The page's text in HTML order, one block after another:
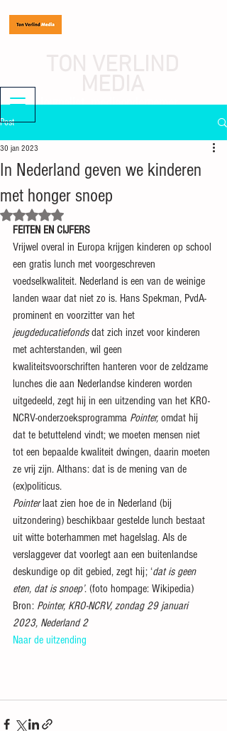
journalist, mediaondernemer
Post
In Nederland geven we kinderen
met honger snoep
30 jan 2023
Beoordeeld met NaN uit 5 sterren.
FEITEN EN CIJFERS
Vrijwel overal in Europa krijgen kinderen op school
een gratis lunch met voorgeschreven
voedselkwaliteit. Nederland is een van de weinige
landen waar dat niet zo is. Hans Spekman, PvdA-
prominent en voorzitter van het
jeugdeducatiefonds dat zich inzet voor kinderen
met achterstanden, wil geen
kwaliteitsvoorschriften hanteren voor de zeldzame
lunches die aan Nederlandse kinderen worden
uitgedeeld, zegt hij in een uitzending van het KRO-
NCRV-onderzoeksprogramma Pointer, omdat hij
dat te betuttelend vindt; we moeten mensen niet
tot een bepaalde kwaliteit dwingen, daarin moeten
ze vrij zijn. Althans: dat is de mening van de
(ex)politicus.
Pointer laat zien hoe de in Nederland (bij
uitzondering) beschikbaar gestelde lunch bestaat
uit witte boterhammen met hagelslag. Als de
verslaggever dat voorlegt aan een buitenlandse
deskundige op dit gebied, zegt hij; ‘dat is geen
eten, dat is snoep’. (foto hompage: Wikipedia)
Bron: Pointer, KRO-NCRV, zondag 29 januari
2023, Nederland 2
Naar de uitzending